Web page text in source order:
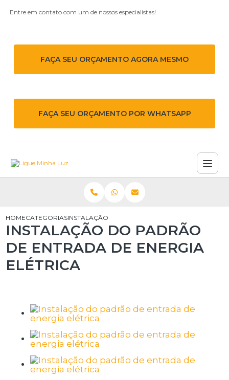
Entre em contato com um de nossos especialistas!
FAÇA SEU ORÇAMENTO AGORA MESMO
FAÇA SEU ORÇAMENTO POR WHATSAPP
HOMECATEGORIASINSTALAÇÃO DO PADRÃO DE ENTRADA DE
INSTALAÇÃO DO PADRÃO
DE ENTRADA DE ENERGIA
ELÉTRICA